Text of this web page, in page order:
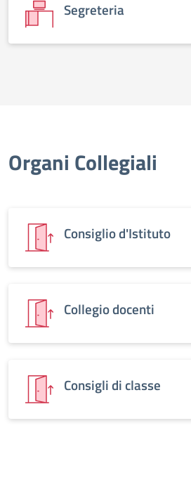
Segreteria
Organi Collegiali
Consiglio d'Istituto
Collegio docenti
Consigli di classe